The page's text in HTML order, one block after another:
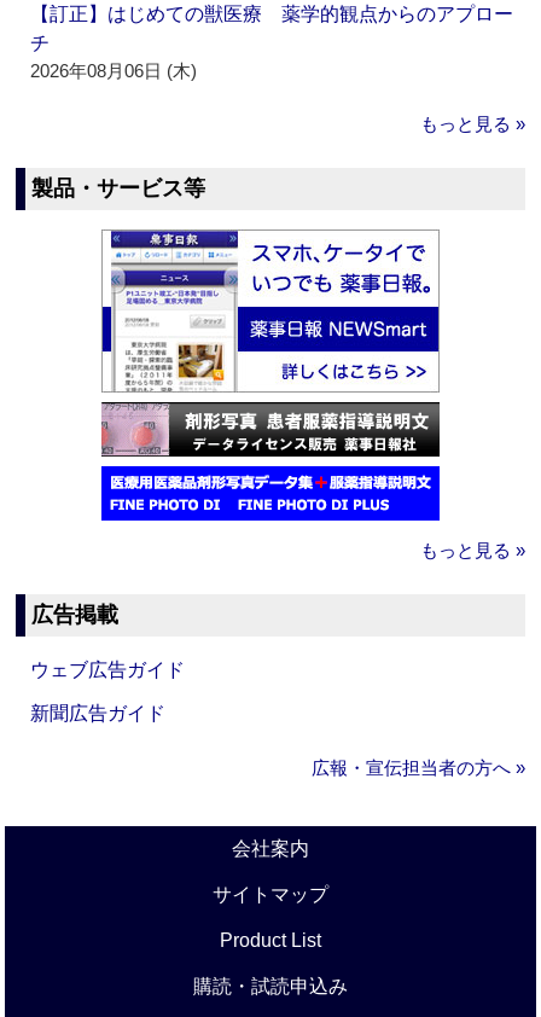
【訂正】はじめての獣医療 薬学的観点からのアプロー
チ
2026年08月06日 (木)
もっと見る »
製品・サービス等
もっと見る »
広告掲載
ウェブ広告ガイド
新聞広告ガイド
広報・宣伝担当者の方へ »
会社案内
サイトマップ
Product List
購読・試読申込み